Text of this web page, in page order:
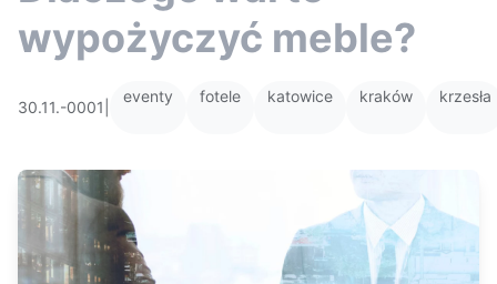
wypożyczyć meble?
30.11.-0001
eventy fotele katowice kraków krzesła